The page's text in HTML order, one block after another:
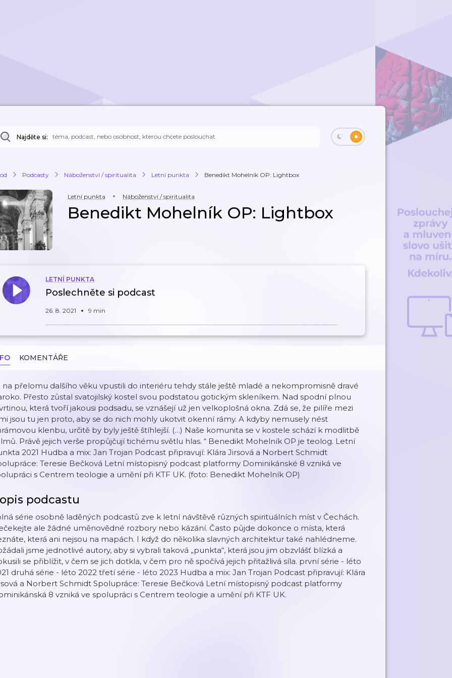
Najděte si:
Podcasty Náboženství / spiritualita Letní punkta Benedikt Mohelník OP: Lightbox
Letní punkta Náboženství / spiritualita
Benedikt Mohelník OP: Lightbox
LETNÍ PUNKTA
Poslechněte si podcast
26. 8. 2021 9 min
KOMENTÁŘE
na přelomu dalšího věku vpustili do interiéru tehdy stále ještě mladé a nekompromisně dravé
Přesto zůstal svatojilský kostel svou podstatou gotickým skleníkem. Nad spodní plnou
která tvoří jakousi podsadu, se vznášejí už jen velkoplošná okna. Zdá se, že pilíře mezi
jsou tu jen proto, aby se do nich mohly ukotvit okenní rámy. A kdyby nemusely nést
klenbu, určitě by byly ještě štíhlejší. (…) Naše komunita se v kostele schází k modlitbě
Právě jejich verše propůjčují tichému světlu hlas. “ Benedikt Mohelník OP je teolog. Letní
2021 Hudba a mix: Jan Trojan Podcast připravují: Klára Jirsová a Norbert Schmidt
Teresie Bečková Letní místopisný podcast platformy Dominikánské 8 vzniká ve
s Centrem teologie a umění při KTF UK. (foto: Benedikt Mohelník OP)
podcastu
série osobně laděných podcastů zve k letní návštěvě různých spirituálních míst v Čechách.
ale žádné uměnovědné rozbory nebo kázání. Často půjde dokonce o místa, která
která ani nejsou na mapách. I když do několika slavných architektur také nahlédneme.
jsme jednotlivé autory, aby si vybrali taková „punkta“, která jsou jim obzvlášť blízká a
se přiblížit, v čem se jich dotkla, v čem pro ně spočívá jejich přitažlivá síla. první série - léto
druhá série - léto 2022 třetí série - léto 2023 Hudba a mix: Jan Trojan Podcast připravují: Klára
a Norbert Schmidt Spolupráce: Teresie Bečková Letní místopisný podcast platformy
8 vzniká ve spolupráci s Centrem teologie a umění při KTF UK.